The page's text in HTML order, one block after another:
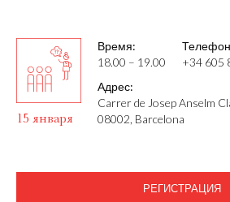
15 января
Время:
18.00 – 19.00
+34 605
Адрес:
Carrer de Josep Anselm
08002, Barcelona
РЕГИСТРАЦИЯ